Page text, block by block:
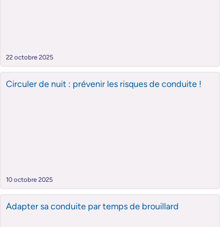
22 octobre 2025
Circuler de nuit : prévenir les risques de conduite !
10 octobre 2025
Adapter sa conduite par temps de brouillard